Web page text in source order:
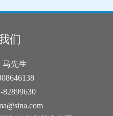
离心泵、螺杆泵来应用于
石化、陶瓷、冶金等行
空气为动力(压缩空气
护时，更换隔膜是使用电
磁计量泵的较佳方式。下
面我们来分析一下SEKO
位在计量泵的后面。2、
们
马先生
82899630